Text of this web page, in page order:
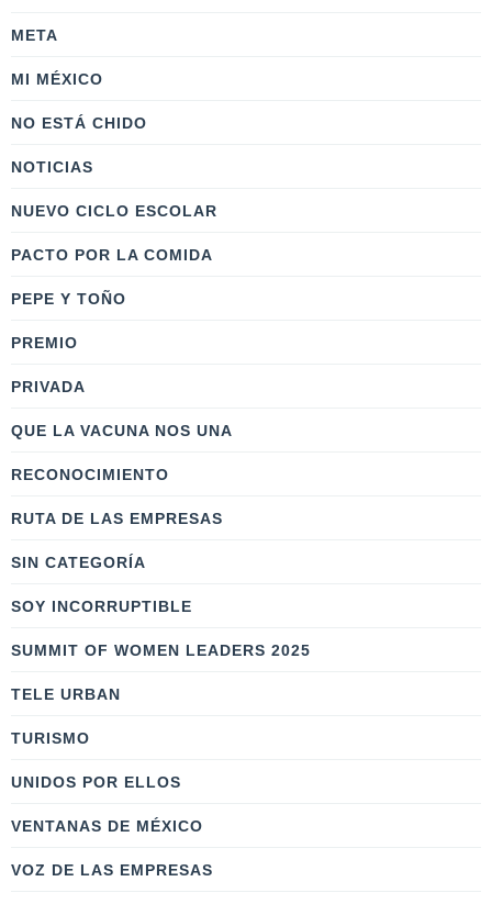
META
MI MÉXICO
NO ESTÁ CHIDO
NOTICIAS
NUEVO CICLO ESCOLAR
PACTO POR LA COMIDA
PEPE Y TOÑO
PREMIO
PRIVADA
QUE LA VACUNA NOS UNA
RECONOCIMIENTO
RUTA DE LAS EMPRESAS
SIN CATEGORÍA
SOY INCORRUPTIBLE
SUMMIT OF WOMEN LEADERS 2025
TELE URBAN
TURISMO
UNIDOS POR ELLOS
VENTANAS DE MÉXICO
VOZ DE LAS EMPRESAS